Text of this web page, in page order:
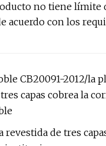
no tiene límite
acuerdo con los
CB20091-2012/la
capas cobrea la
revestida de tres